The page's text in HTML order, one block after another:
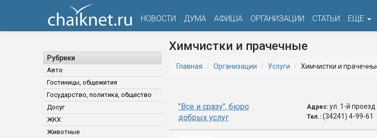
НОВОСТИ ДУМА АФИША ОРГАНИЗАЦИИ СТАТЬИ ЕЩЕ
Рубрики
Авто
Гостиницы, общежития
Государство, политика, общество
Досуг
ЖКХ
Животные
Химчистки и прачечные
Главная Организации Услуги Химчистки и
"Все и сразу", бюро
добрых услуг
Адрес: ул. 1-й проезд
Тел.: (34241) 4-99-61